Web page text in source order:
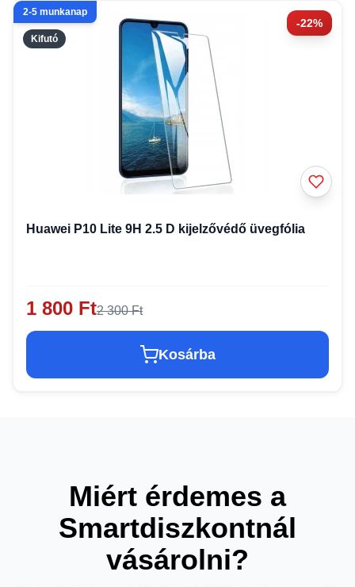
Kifutó
-22%
2-5 munkanap
Huawei P10 Lite 9H 2.5 D kijelzővédő üvegfólia
1 800 Ft2 300 Ft
Kosárba
Miért érdemes a
Smartdiszkontnál
vásárolni?